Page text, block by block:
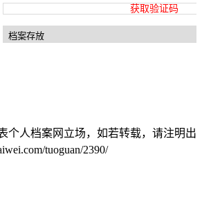
获取验证码
个人档案网立场，如若转载，请注明出
tuoguan/2390/